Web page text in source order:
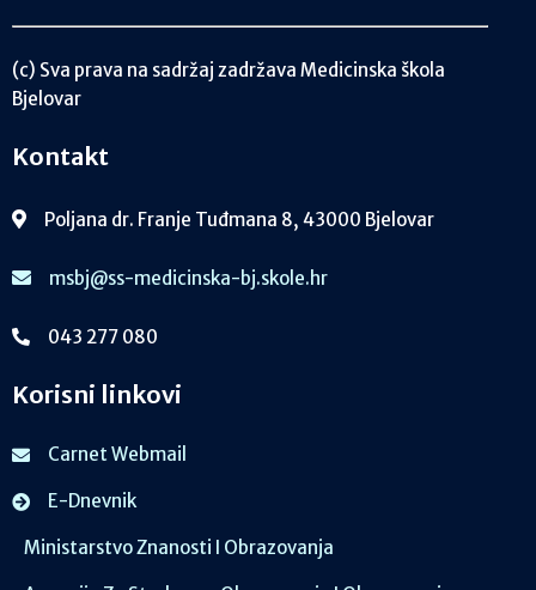
(c) Sva prava na sadržaj zadržava Medicinska škola
Bjelovar
Kontakt
Poljana dr. Franje Tuđmana 8, 43000 Bjelovar
msbj@ss-medicinska-bj.skole.hr
043 277 080
Korisni linkovi
Carnet Webmail
E-Dnevnik
Ministarstvo Znanosti I Obrazovanja